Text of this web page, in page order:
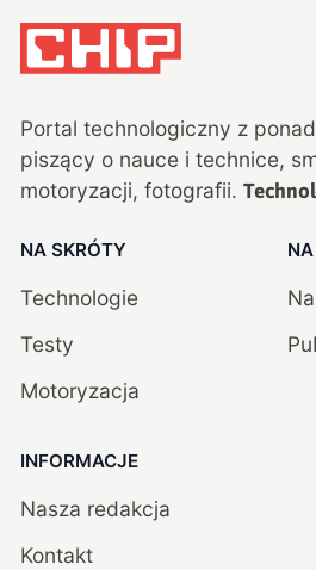
Portal technologiczny z ponad
piszący o nauce i technice,
motoryzacji, fotografii.
NA SKRÓTY
Technologie
Testy
Motoryzacja
INFORMACJE
Nasza redakcja
Kontakt